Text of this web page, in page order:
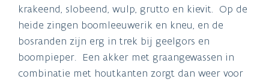
krakeend, slobeend, wulp, grutto en kievit. Op de
heide zingen boomleeuwerik en kneu, en de
bosranden zijn erg in trek bij geelgors en
boompieper. Een akker met graangewassen in
combinatie met houtkanten zorgt dan weer voor